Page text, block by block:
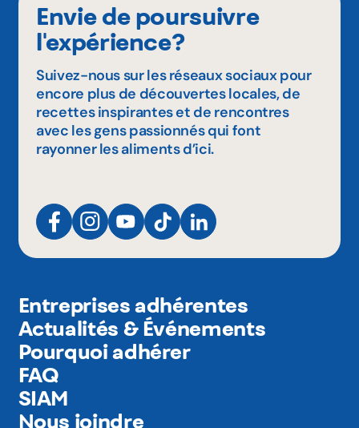
Envie de poursuivre
l'expérience?
Suivez-nous sur les réseaux sociaux pour
encore plus de découvertes locales, de
recettes inspirantes et de rencontres
avec les gens passionnés qui font
rayonner les aliments d’ici.
Entreprises adhérentes
Actualités & Événements
Pourquoi adhérer
FAQ
SIAM
Nous joindre